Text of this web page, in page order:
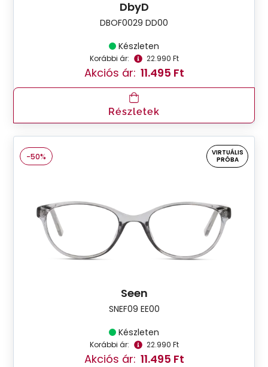
DbyD
DBOF0029 DD00
Készleten
Korábbi ár: 22.990 Ft
Akciós ár: 11.495 Ft
Részletek
-50%
VIRTUÁLIS
PRÓBA
Seen
SNEF09 EE00
Készleten
Korábbi ár: 22.990 Ft
Akciós ár: 11.495 Ft